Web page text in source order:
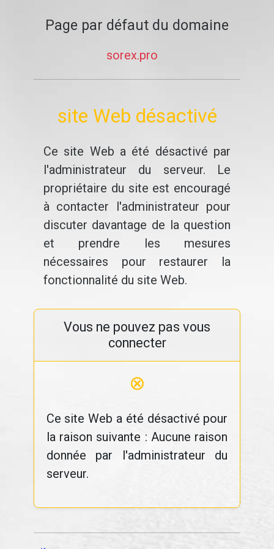
Page par défaut du domaine
sorex.pro
site Web désactivé
Ce site Web a été désactivé par
l'administrateur du serveur. Le
propriétaire du site est encouragé
à contacter l'administrateur pour
discuter davantage de la question
et prendre les mesures
nécessaires pour restaurer la
fonctionnalité du site Web.
Vous ne pouvez pas vous
connecter
⊗
Ce site Web a été désactivé pour
la raison suivante : Aucune raison
donnée par l'administrateur du
serveur.